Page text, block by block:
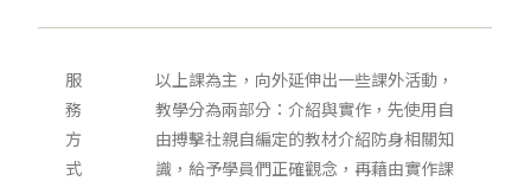
服
務
方
式
以上課為主，向外延伸出一些課外活動，
教學分為兩部分：介紹與實作，先使用自
由搏擊社親自編定的教材介紹防身相關知
識，給予學員們正確觀念，再藉由實作課